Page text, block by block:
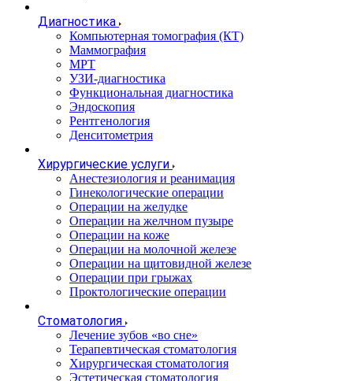
Диагностика
Компьютерная томография (КТ)
Маммография
МРТ
УЗИ-диагностика
Функциональная диагностика
Эндоскопия
Рентгенология
Денситометрия
Хирургические услуги
Анестезиология и реанимация
Гинекологические операции
Операции на желудке
Операции на желчном пузыре
Операции на коже
Операции на молочной железе
Операции на щитовидной железе
Операции при грыжах
Проктологические операции
Стоматология
Лечение зубов «во сне»
Терапевтическая стоматология
Хирургическая стоматология
Эстетическая стоматология